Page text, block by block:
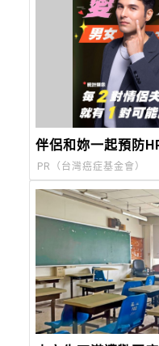
伴侶和妳一起預防
PR（台灣癌症基金會）